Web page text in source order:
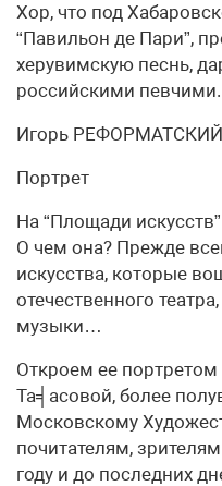
Хор, что под
“Павильон де Пари”,
херувимскую песнь,
российскими певчими.
Игорь РЕФОРМАТСКИЙ
Портрет
На “Площади
О чем она? Прежде
искусства, которые
отечественного
музыки…
Откроем ее
Та╡асовой, более
Московскому
почитателям,
году и до последних